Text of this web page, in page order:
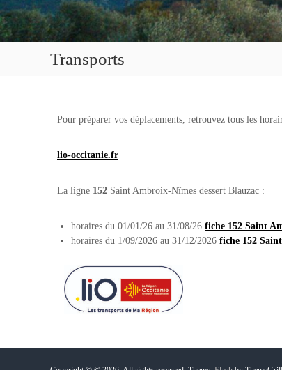
Transports
Pour préparer vos déplacements, retrouvez tous les
lio-occitanie.fr
La ligne 152 Saint Ambroix-Nîmes dessert Blauzac :
horaires du 01/01/26 au 31/08/26 fiche 152 Saint
horaires du 1/09/2026 au 31/12/2026 fiche 152